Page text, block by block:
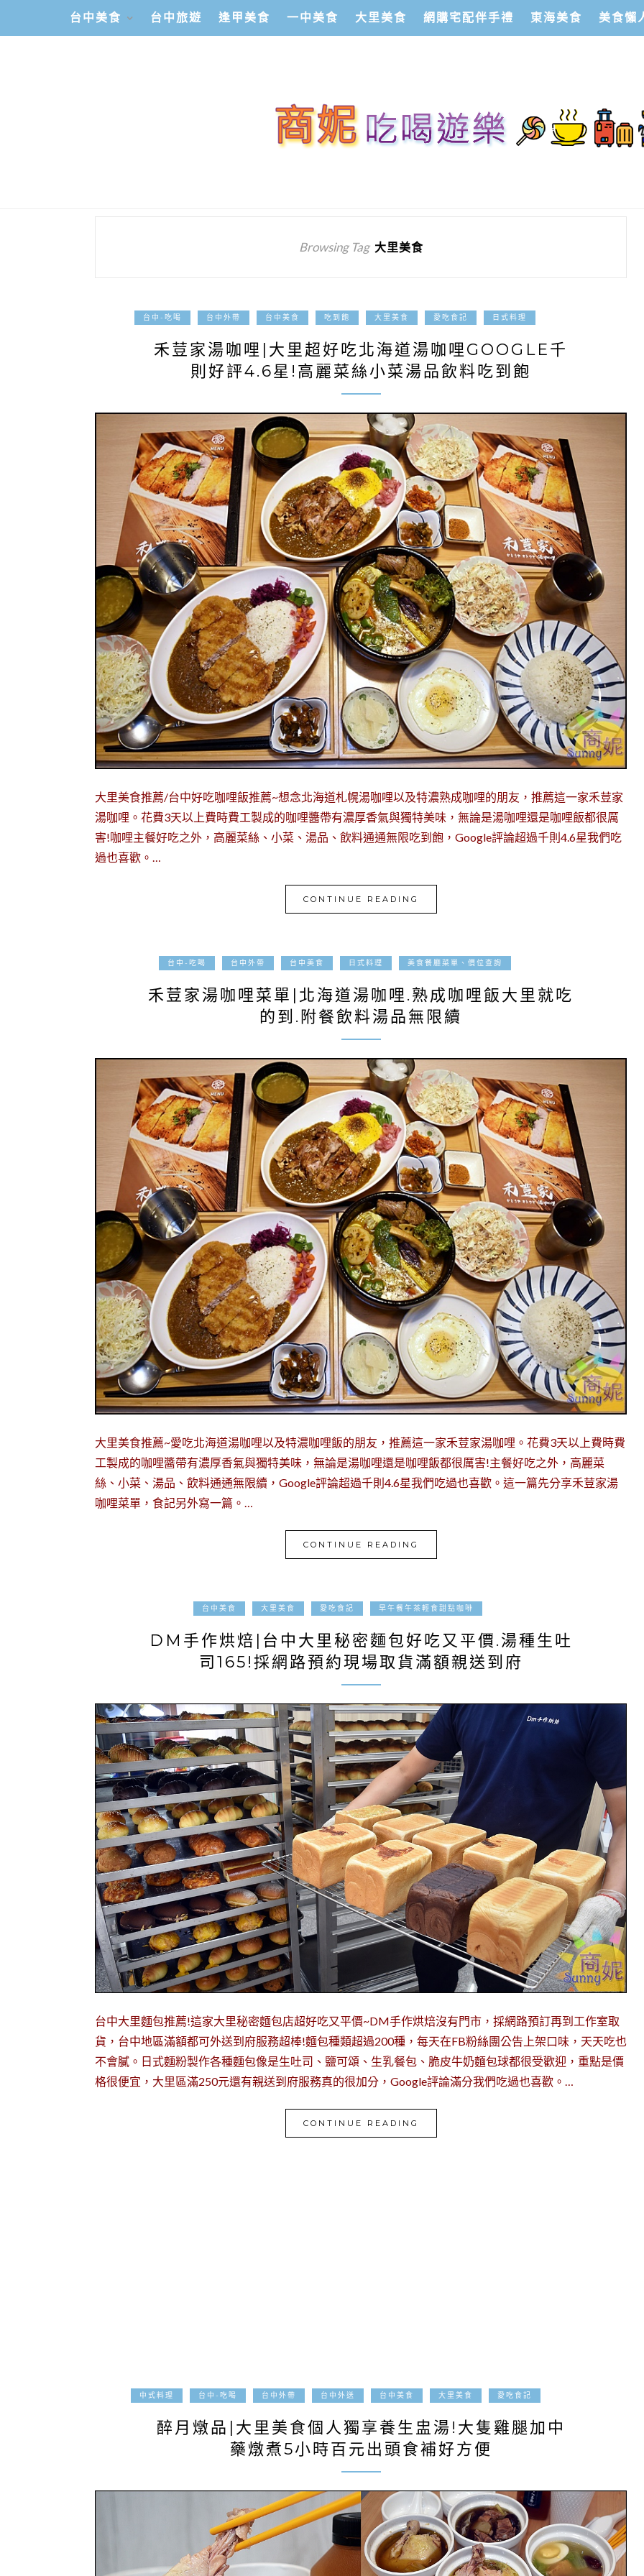
台中美食 台中旅遊 逢甲美食 一中美食 大里美食 網購宅配伴手禮 東海美食 美食懶
Browsing Tag 大里美食
台中-吃喝 台中外帶 台中美食 吃到飽 大里美食 愛吃食記 日式料理
禾荳家湯咖哩|大里超好吃北海道湯咖哩GOOGLE千
則好評4.6星!高麗菜絲小菜湯品飲料吃到飽
大里美食推薦/台中好吃咖哩飯推薦~想念北海道札幌湯咖哩以及特濃熟成咖哩的朋友，推薦這一家禾荳家
湯咖哩。花費3天以上費時費工製成的咖哩醬帶有濃厚香氣與獨特美味，無論是湯咖哩還是咖哩飯都很厲
害!咖哩主餐好吃之外，高麗菜絲、小菜、湯品、飲料通通無限吃到飽，Google評論超過千則4.6星我們吃
過也喜歡。…
CONTINUE READING
台中-吃喝 台中外帶 台中美食 日式料理 美食餐廳菜單、價位查詢
禾荳家湯咖哩菜單|北海道湯咖哩.熟成咖哩飯大里就吃
的到.附餐飲料湯品無限續
大里美食推薦~愛吃北海道湯咖哩以及特濃咖哩飯的朋友，推薦這一家禾荳家湯咖哩。花費3天以上費時費
工製成的咖哩醬帶有濃厚香氣與獨特美味，無論是湯咖哩還是咖哩飯都很厲害!主餐好吃之外，高麗菜
絲、小菜、湯品、飲料通通無限續，Google評論超過千則4.6星我們吃過也喜歡。這一篇先分享禾荳家湯
咖哩菜單，食記另外寫一篇。…
CONTINUE READING
台中美食 大里美食 愛吃食記 早午餐午茶輕食甜點咖啡
DM手作烘焙|台中大里秘密麵包好吃又平價.湯種生吐
司165!採網路預約現場取貨滿額親送到府
台中大里麵包推薦!這家大里秘密麵包店超好吃又平價~DM手作烘焙沒有門市，採網路預訂再到工作室取
貨，台中地區滿額都可外送到府服務超棒!麵包種類超過200種，每天在FB粉絲團公告上架口味，天天吃也
不會膩。日式麵粉製作各種麵包像是生吐司、鹽可頌、生乳餐包、脆皮牛奶麵包球都很受歡迎，重點是價
格很便宜，大里區滿250元還有親送到府服務真的很加分，Google評論滿分我們吃過也喜歡。…
CONTINUE READING
中式料理 台中-吃喝 台中外帶 台中外送 台中美食 大里美食 愛吃食記
醉月燉品|大里美食個人獨享養生盅湯!大隻雞腿加中
藥燉煮5小時百元出頭食補好方便